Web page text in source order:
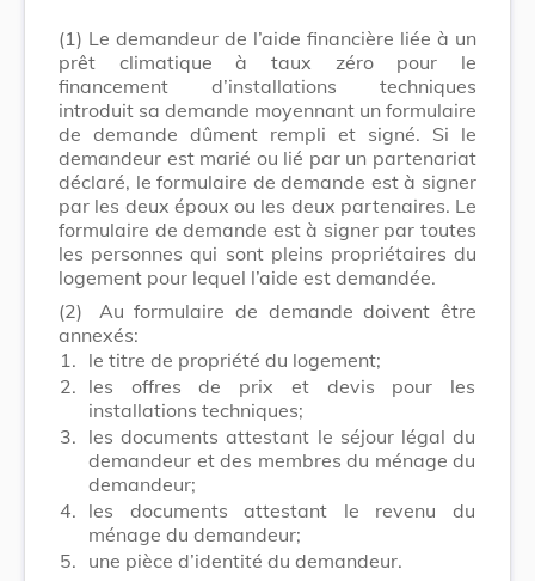
(1) Le demandeur de l’aide financière liée à un
prêt climatique à taux zéro pour le
financement d’installations techniques
introduit sa demande moyennant un formulaire
de demande dûment rempli et signé. Si le
demandeur est marié ou lié par un partenariat
déclaré, le formulaire de demande est à signer
par les deux époux ou les deux partenaires. Le
formulaire de demande est à signer par toutes
les personnes qui sont pleins propriétaires du
logement pour lequel l’aide est demandée.
(2)
Au formulaire de demande doivent être
annexés:
1. le titre de propriété du logement;
2. les offres de prix et devis pour les
installations techniques;
3. les documents attestant le séjour légal du
demandeur et des membres du ménage du
demandeur;
4. les documents attestant le revenu du
ménage du demandeur;
5. une pièce d’identité du demandeur.